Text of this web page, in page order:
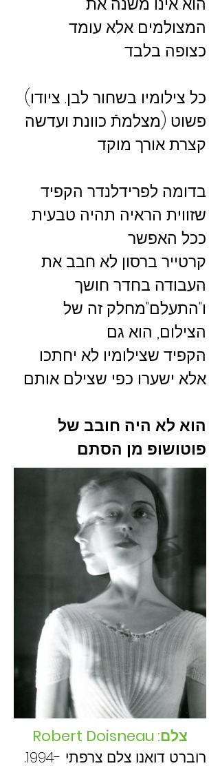
המצולמים אלא עומד
כצופה בלבד
(כל צילומיו בשחור לבן. ציודו
פשוט (מצלמתֿ כוונת ועדשה
קצרת אורך מוקד
בדומה לפרידלנדר הקפיד
שזווית הראיה תהיה טבעית
ככל האפשר
קרטייר ברסון לא חבב את
העבודה בחדר חושך
ו"התעלם"מחלק זה של
הצילום, הוא גם
הקפיד שצילומיו לא יחתכו
אלא ישערו כפי שצילם אותם
הוא לא היה חובב של
פוטושופ מן הסתם
Robert Doisneau :צלם
.רוברט דואנו צלם צרפתי 1994-